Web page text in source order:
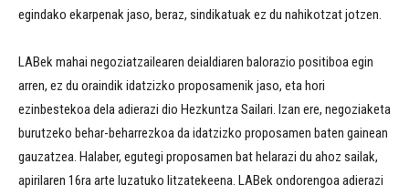
egindako ekarpenak jaso, beraz, sindikatuak ez du nahikotzat jotzen.
LABek mahai negoziatzailearen deialdiaren balorazio positiboa egin
arren, ez du oraindik idatzizko proposamenik jaso, eta hori
ezinbestekoa dela adierazi dio Hezkuntza Sailari. Izan ere, negoziaketa
burutzeko behar-beharrezkoa da idatzizko proposamen baten gainean
gauzatzea. Halaber, egutegi proposamen bat helarazi du ahoz sailak,
apirilaren 16ra arte luzatuko litzatekeena. LABek ondorengoa adierazi